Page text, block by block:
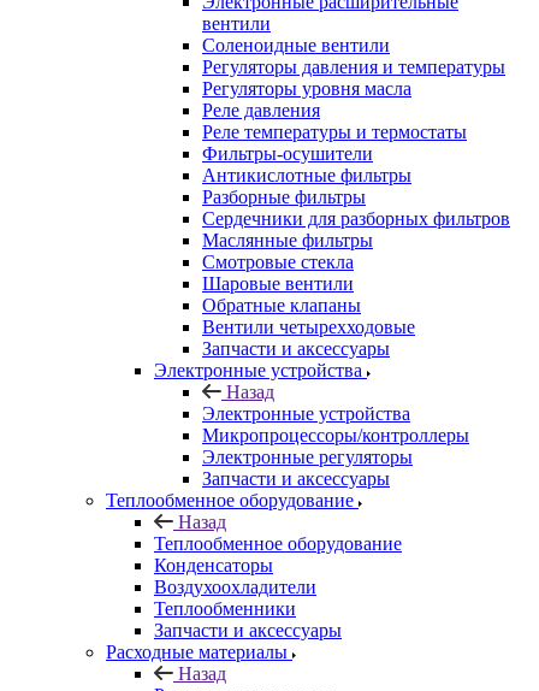
вентили
Соленоидные вентили
Регуляторы давления и температуры
Регуляторы уровня масла
Реле давления
Реле температуры и термостаты
Фильтры-осушители
Антикислотные фильтры
Разборные фильтры
Сердечники для разборных фильтров
Маслянные фильтры
Смотровые стекла
Шаровые вентили
Обратные клапаны
Вентили четырехходовые
Запчасти и аксессуары
Электронные устройства
Назад
Электронные устройства
Микропроцессоры/контроллеры
Электронные регуляторы
Запчасти и аксессуары
Теплообменное оборудование
Назад
Теплообменное оборудование
Конденсаторы
Воздухоохладители
Теплообменники
Запчасти и аксессуары
Расходные материалы
Назад